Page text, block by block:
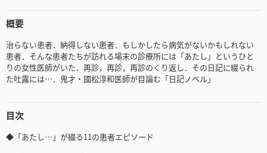
概要
治らない患者．納得しない患者．もしかしたら病気がないかもしれない
患者．そんな患者たちが訪れる場末の診療所には「あたし」というひと
りの女性医師がいた．再診，再診，再診のくり返し．その日記に綴られ
た吐露には…．鬼才・國松淳和医師が目論む「日記ノベル」
目次
◆「あたし…」が綴る11の患者エピソード